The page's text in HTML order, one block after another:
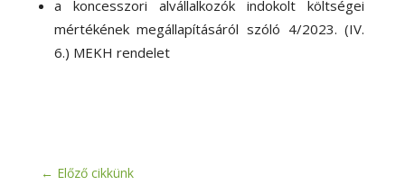
a koncesszori alvállalkozók indokolt költségei
mértékének megállapításáról szóló 4/2023. (IV.
6.) MEKH rendelet
← Előző cikkünk